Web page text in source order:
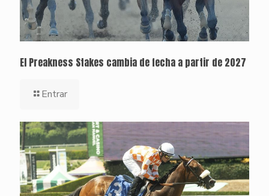
El Preakness Stakes cambia de fecha a partir de 2027
Entrar